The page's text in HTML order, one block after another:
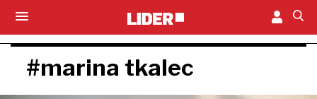
#marina tkalec